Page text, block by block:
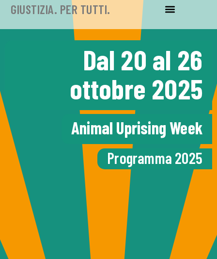
GIUSTIZIA. PER TUTTI.
Dal 20 al 26
ottobre 2025
Animal Uprising Week
Programma 2025